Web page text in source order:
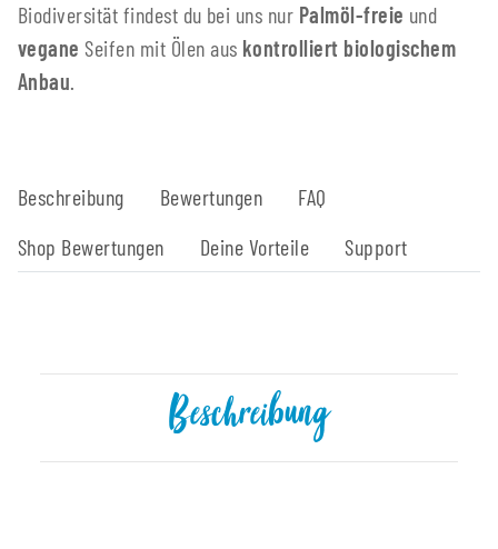
Biodiversität findest du bei uns nur Palmöl-freie und
vegane Seifen mit Ölen aus kontrolliert biologischem
Anbau.
Beschreibung Bewertungen
FAQ
Shop Bewertungen
Deine Vorteile Support
Beschreibung